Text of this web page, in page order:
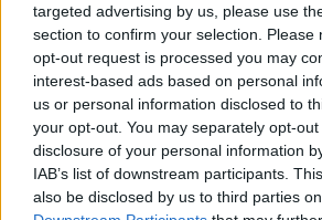
targeted advertising by us, please use
section to confirm your selection. Please
opt-out request is processed you may
interest-based ads based on personal
us or personal information disclosed to
your opt-out. You may separately opt-
disclosure of your personal information
IAB’s list of downstream participants.
also be disclosed by us to third parties
Διαρροές(spoiler )αναφέρουν
survivor θα σπάσουν οι κλίκες.
την μια πλευρά είναι
υποομάδες έξι και τεσσάρων
την άλλη στους Διάσημους ο
Κονδυλάτος έχει φτιάξει τη δική
τρεις κοπέλες. Αυτά σήμερα
και Καφετζής σπάνε τις κλίκες
στρατηγική έχει διαμορφωθεί